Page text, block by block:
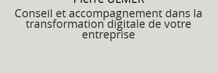
Conseil et accompagnement dans la
transformation digitale de votre
entreprise